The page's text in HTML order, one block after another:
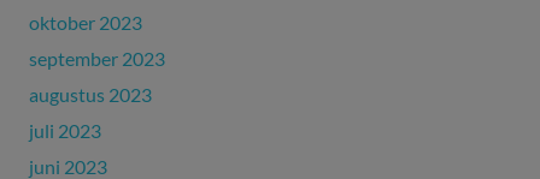
oktober 2023
september 2023
augustus 2023
juli 2023
juni 2023